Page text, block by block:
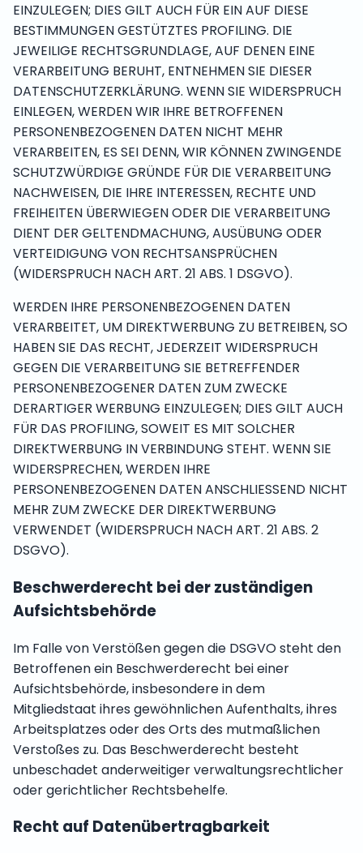
EINZULEGEN; DIES GILT AUCH FÜR EIN AUF DIESE
BESTIMMUNGEN GESTÜTZTES PROFILING. DIE
JEWEILIGE RECHTSGRUNDLAGE, AUF DENEN EINE
VERARBEITUNG BERUHT, ENTNEHMEN SIE DIESER
DATENSCHUTZERKLÄRUNG. WENN SIE WIDERSPRUCH
EINLEGEN, WERDEN WIR IHRE BETROFFENEN
PERSONENBEZOGENEN DATEN NICHT MEHR
VERARBEITEN, ES SEI DENN, WIR KÖNNEN ZWINGENDE
SCHUTZWÜRDIGE GRÜNDE FÜR DIE VERARBEITUNG
NACHWEISEN, DIE IHRE INTERESSEN, RECHTE UND
FREIHEITEN ÜBERWIEGEN ODER DIE VERARBEITUNG
DIENT DER GELTENDMACHUNG, AUSÜBUNG ODER
VERTEIDIGUNG VON RECHTSANSPRÜCHEN
(WIDERSPRUCH NACH ART. 21 ABS. 1 DSGVO).
WERDEN IHRE PERSONENBEZOGENEN DATEN
VERARBEITET, UM DIREKTWERBUNG ZU BETREIBEN, SO
HABEN SIE DAS RECHT, JEDERZEIT WIDERSPRUCH
GEGEN DIE VERARBEITUNG SIE BETREFFENDER
PERSONENBEZOGENER DATEN ZUM ZWECKE
DERARTIGER WERBUNG EINZULEGEN; DIES GILT AUCH
FÜR DAS PROFILING, SOWEIT ES MIT SOLCHER
DIREKTWERBUNG IN VERBINDUNG STEHT. WENN SIE
WIDERSPRECHEN, WERDEN IHRE
PERSONENBEZOGENEN DATEN ANSCHLIESSEND NICHT
MEHR ZUM ZWECKE DER DIREKTWERBUNG
VERWENDET (WIDERSPRUCH NACH ART. 21 ABS. 2
DSGVO).
Beschwerde­recht bei der zuständigen
Aufsichts­behörde
Im Falle von Verstößen gegen die DSGVO steht den
Betroffenen ein Beschwerderecht bei einer
Aufsichtsbehörde, insbesondere in dem
Mitgliedstaat ihres gewöhnlichen Aufenthalts, ihres
Arbeitsplatzes oder des Orts des mutmaßlichen
Verstoßes zu. Das Beschwerderecht besteht
unbeschadet anderweitiger verwaltungsrechtlicher
oder gerichtlicher Rechtsbehelfe.
Recht auf Daten­übertrag­barkeit